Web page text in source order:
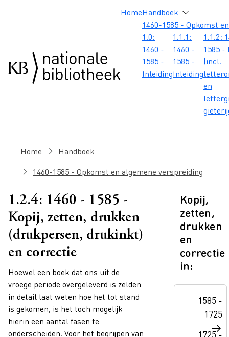
Hoofdnavigatie
HomeHandboek
1460-1585 - Opkomst
1.0:
1460 -
1585 -
Inleiding
1.1.1:
1460 -
1585 -
Inleiding
1.1.2:
1585
(incl.
en
Kruimelpad
Home
Handboek
1460-1585 - Opkomst en algemene verspreiding
1.2.4: 1460 - 1585 -
Kopij, zetten, drukken
(drukpersen, drukinkt)
en correctie
Paragraphs
Hoewel een boek dat ons uit de
vroege periode overgeleverd is zelden
in detail laat weten hoe het tot stand
is gekomen, is het toch mogelijk
hierin een aantal fasen te
onderscheiden. Voor het begrijpen van
Kopij,
zetten,
drukken
en
correctie
in:
1585 -
1725
1725 -